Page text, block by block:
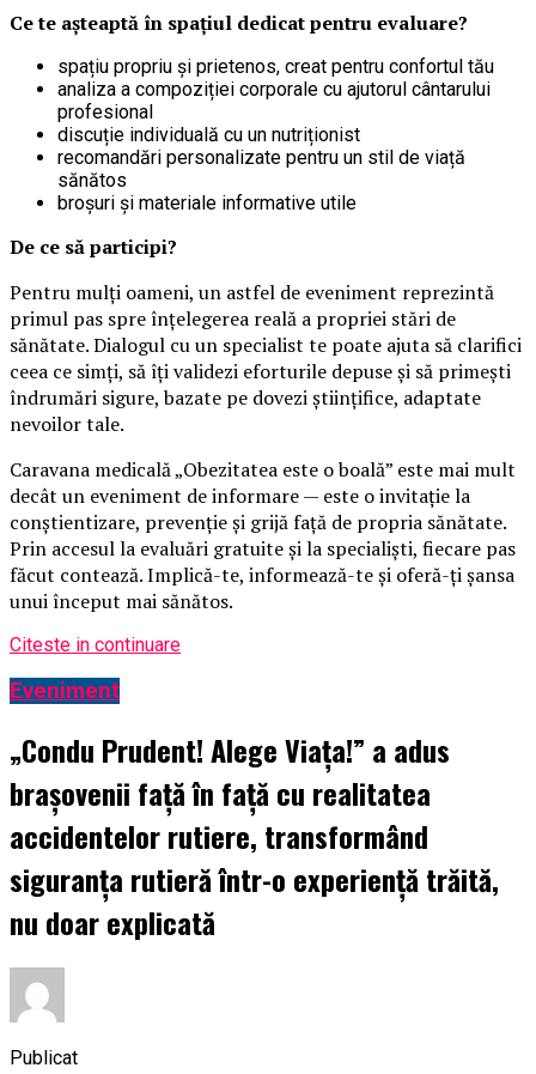
Ce te așteaptă în spațiul dedicat pentru evaluare?
spațiu propriu și prietenos, creat pentru confortul tău
analiza a compoziției corporale cu ajutorul cântarului
profesional
discuție individuală cu un nutriționist
recomandări personalizate pentru un stil de viață
sănătos
broșuri și materiale informative utile
De ce să participi?
Pentru mulți oameni, un astfel de eveniment reprezintă
primul pas spre înțelegerea reală a propriei stări de
sănătate. Dialogul cu un specialist te poate ajuta să clarifici
ceea ce simți, să îți validezi eforturile depuse și să primești
îndrumări sigure, bazate pe dovezi științifice, adaptate
nevoilor tale.
Caravana medicală „Obezitatea este o boală” este mai mult
decât un eveniment de informare — este o invitație la
conștientizare, prevenție și grijă față de propria sănătate.
Prin accesul la evaluări gratuite și la specialiști, fiecare pas
făcut contează. Implică-te, informează-te și oferă-ți șansa
unui început mai sănătos.
Citeste in continuare
Eveniment
„Condu Prudent! Alege Viața!” a adus
brașovenii față în față cu realitatea
accidentelor rutiere, transformând
siguranța rutieră într-o experiență trăită,
nu doar explicată
Publicat